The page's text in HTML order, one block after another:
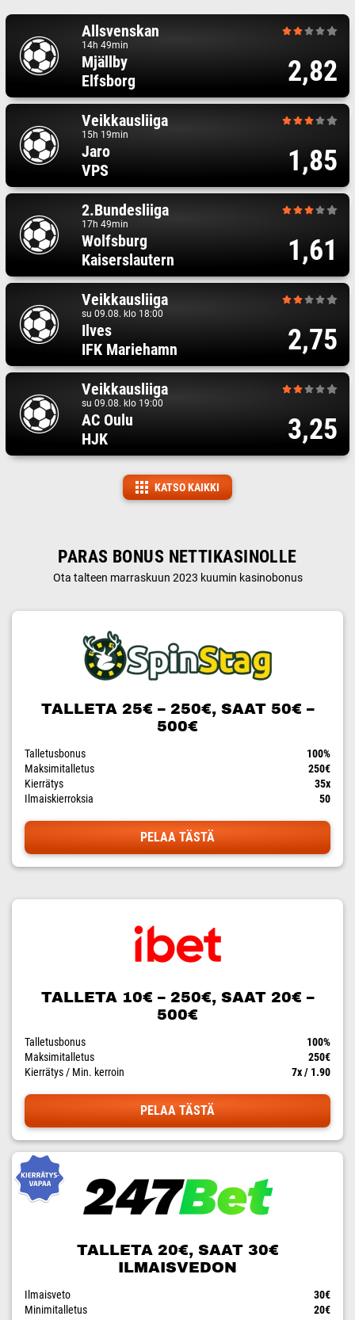
Allsvenskan
14h 49min
Mjällby
Elfsborg
2,82
Veikkausliiga
15h 19min
Jaro
VPS
1,85
2.Bundesliiga
17h 49min
Wolfsburg
Kaiserslautern
1,61
Veikkausliiga
su 09.08. klo 18:00
Ilves
IFK Mariehamn
2,75
Veikkausliiga
su 09.08. klo 19:00
AC Oulu
HJK
3,25
KATSO KAIKKI
PARAS BONUS NETTIKASINOLLE
Ota talteen marraskuun 2023 kuumin kasinobonus
TALLETA 25€ – 250€, SAAT 50€ –
500€
Talletusbonus
100%
Maksimitalletus
250€
Kierrätys
35x
Ilmaiskierroksia
50
PELAA TÄSTÄ
TALLETA 10€ – 250€, SAAT 20€ –
500€
Talletusbonus
100%
Maksimitalletus
250€
Kierrätys / Min. kerroin
7x / 1.90
PELAA TÄSTÄ
TALLETA 20€, SAAT 30€
ILMAISVEDON
Ilmaisveto
30€
Minimitalletus
20€